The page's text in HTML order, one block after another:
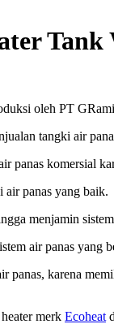
Tank
oleh PT
tangki air
panas komersial
air panas yang baik.
menjamin
air panas yang
panas, karena
merk Ecoheat